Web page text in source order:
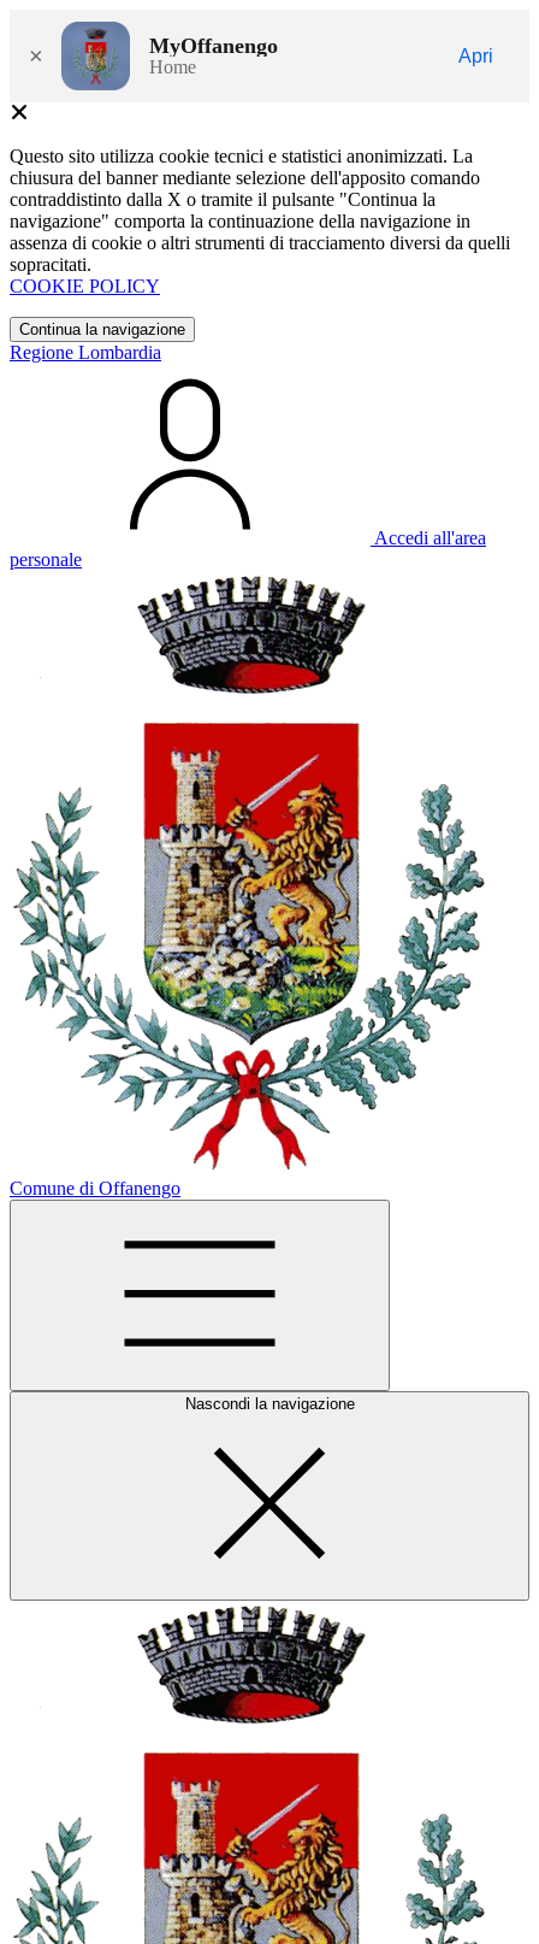
× MyOffanengo
Home
Apri
Questo sito utilizza cookie tecnici e statistici anonimizzati. La
chiusura del banner mediante selezione dell'apposito comando
contraddistinto dalla X o tramite il pulsante "Continua la
navigazione" comporta la continuazione della navigazione in
assenza di cookie o altri strumenti di tracciamento diversi da quelli
sopracitati.
COOKIE POLICY
Continua la navigazione
Regione Lombardia
Accedi all'area
personale
Comune di Offanengo
Nascondi la navigazione